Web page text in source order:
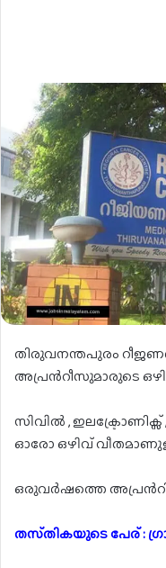
തിരുവനന്തപുരം
അപ്രൻറീസുമാരുടെ
സിവിൽ , ഇലക്ട്രോണിക്സ്
ഓരോ ഒഴിവ്
ഒരുവർഷത്തെ
തസ്‌തികയുടെ പേര് :